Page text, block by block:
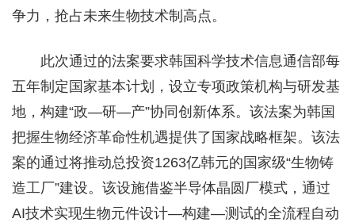
争力，抢占未来生物技术制高点。
此次通过的法案要求韩国科学技术信息通信部每
五年制定国家基本计划，设立专项政策机构与研发基
地，构建“政—研—产”协同创新体系。该法案为韩国
把握生物经济革命性机遇提供了国家战略框架。该法
案的通过将推动总投资1263亿韩元的国家级“生物铸
造工厂”建设。该设施借鉴半导体晶圆厂模式，通过
AI技术实现生物元件设计—构建—测试的全流程自动